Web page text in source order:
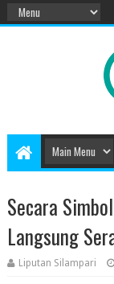
Secara
Langsung
Liputan Silampari